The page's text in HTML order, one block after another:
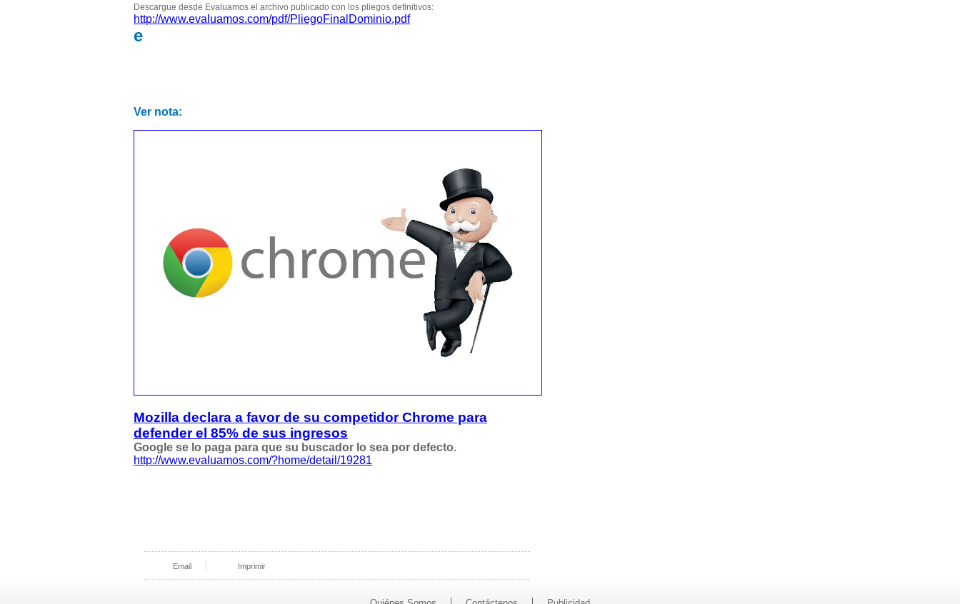
Descargue desde Evaluamos el archivo publicado con los pliegos definitivos:
http://www.evaluamos.com/pdf/PliegoFinalDominio.pdf
e
Ver nota:
Mozilla declara a favor de su competidor Chrome para
defender el 85% de sus ingresos
Google se lo paga para que su buscador lo sea por defecto.
http://www.evaluamos.com/?home/detail/19281
Email Imprimir